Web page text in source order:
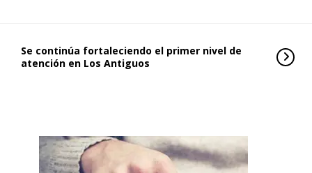
Se continúa fortaleciendo el primer nivel de
atención en Los Antiguos